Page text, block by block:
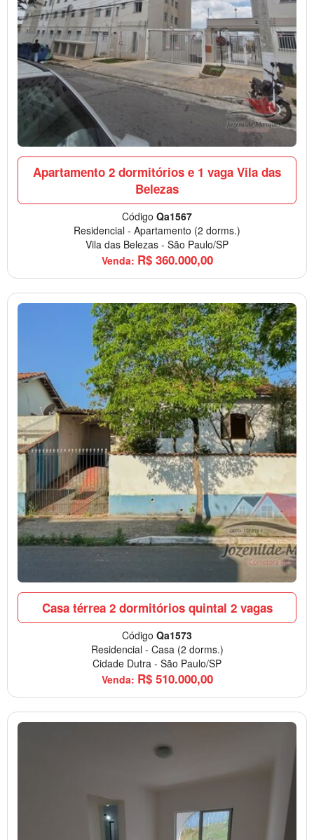
Apartamento 2 dormitórios e 1 vaga Vila das
Belezas
Código Qa1567
Residencial - Apartamento (2 dorms.)
Vila das Belezas - São Paulo/SP
Venda: R$ 360.000,00
Casa térrea 2 dormitórios quintal 2 vagas
Código Qa1573
Residencial - Casa (2 dorms.)
Cidade Dutra - São Paulo/SP
Venda: R$ 510.000,00